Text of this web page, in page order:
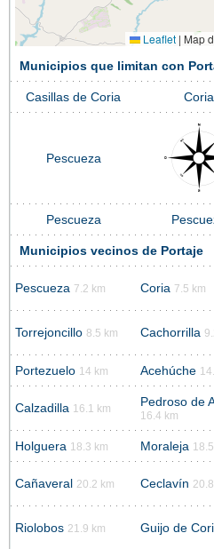
Leaflet | Map
Municipios que limitan con
Casillas de Coria Coria
Pescueza
Pescueza
Municipios vecinos de Portaje
Pescueza 7.2 km Coria 7.5 km
Torrejoncillo 8.5 km Cachorrilla
Portezuelo 14 km Acehúche
Calzadilla 16.1 km Pedroso de
16.4 km
Holguera 18.3 km Moraleja
Cañaveral 20.2 km Ceclavín
Riolobos 21.9 km Guijo de